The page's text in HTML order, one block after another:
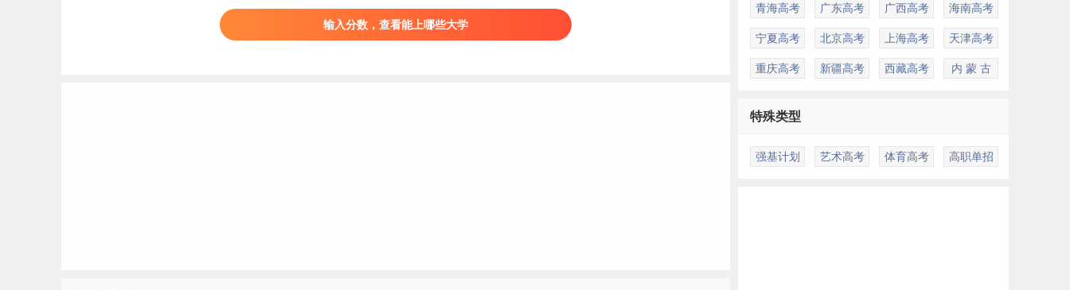
黄河科技学院创办于1984年，1994年成为经国家教委批准第一所实施专科学历教育的民办高校，2000年成为经教
输入分数，查看能上哪些大学
青海高考 广东高考 广西高考 海南高考
宁夏高考 北京高考 上海高考 天津高考
重庆高考 新疆高考 西藏高考 内 蒙 古
特殊类型
强基计划 艺术高考 体育高考 高职单招